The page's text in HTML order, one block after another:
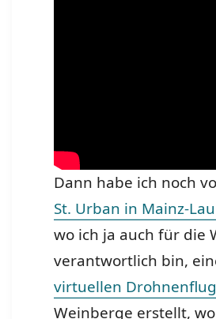
Dann habe ich noch
St. Urban in Mainz-
wo ich ja auch für die
verantwortlich bin,
virtuellen Drohnenflug
Weinberge erstellt,